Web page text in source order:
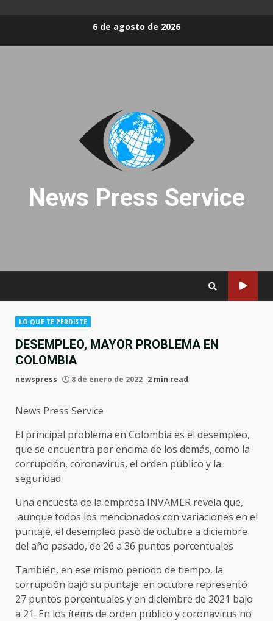
6 de agosto de 2026
News Press Service
LO QUE TE PERDISTE
DESEMPLEO, MAYOR PROBLEMA EN
COLOMBIA
newspress 8 de enero de 2022 2 min read
News Press Service
El principal problema en Colombia es el desempleo,
que se encuentra por encima de los demás, como la
corrupción, coronavirus, el orden público y la
seguridad.
Una encuesta de la empresa INVAMER revela que,
aunque todos los mencionados con variaciones en el
puntaje, el desempleo pasó de octubre a diciembre
del año pasado, de 26 a 36 puntos porcentuales
También, en ese mismo período de tiempo, la
corrupción bajó su puntaje: en octubre representó
27 puntos porcentuales y en diciembre de 2021 bajo
a 21. En los ítems de orden público y coronavirus no